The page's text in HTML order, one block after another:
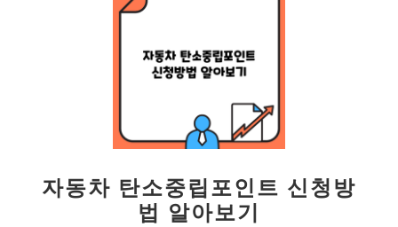
자동차 탄소중립포인트 신청방
법 알아보기